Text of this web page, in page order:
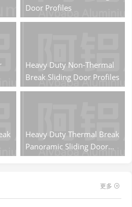
Door Profiles
Heavy Duty Non-Thermal
Break Sliding Door Profiles
Heavy Duty Thermal Break
Panoramic Sliding Door
Profiles
更多